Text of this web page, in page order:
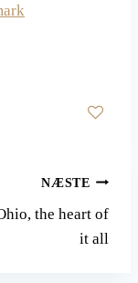
NÆSTE
the heart of
it all